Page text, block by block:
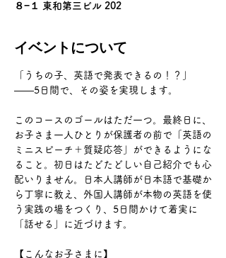
８−１ 東和第三ビル 202
イベントについて
「うちの子、英語で発表できるの！？」
——5日間で、その姿を実現します。
このコースのゴールはただ一つ。最終日に、
お子さま一人ひとりが保護者の前で「英語の
ミニスピーチ＋質疑応答」ができるようにな
ること。初日はたどたどしい自己紹介でも心
配いりません。日本人講師が日本語で基礎か
ら丁寧に教え、外国人講師が本物の英語を使
う実践の場をつくり、5日間かけて着実に
「話せる」に近づけます。
【こんなお子さまに】